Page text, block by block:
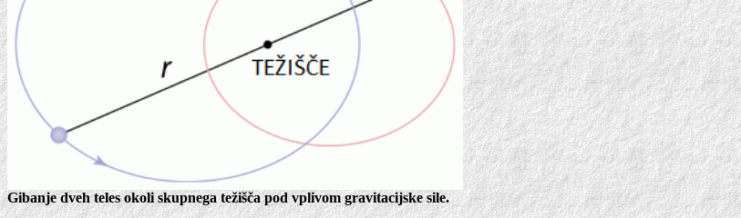
Gibanje dveh teles okoli skupnega težišča pod vplivom gravitacijske sile.